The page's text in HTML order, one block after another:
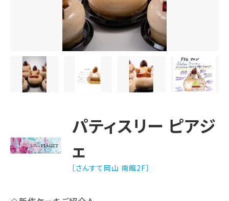
パティスリー ピアジ
ェ
［さんすて岡山 南館2F］